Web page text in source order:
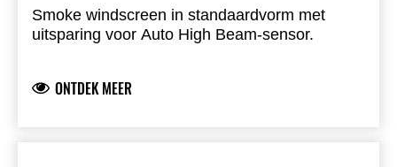
Smoke windscreen in standaardvorm met
uitsparing voor Auto High Beam-sensor.
ONTDEK MEER